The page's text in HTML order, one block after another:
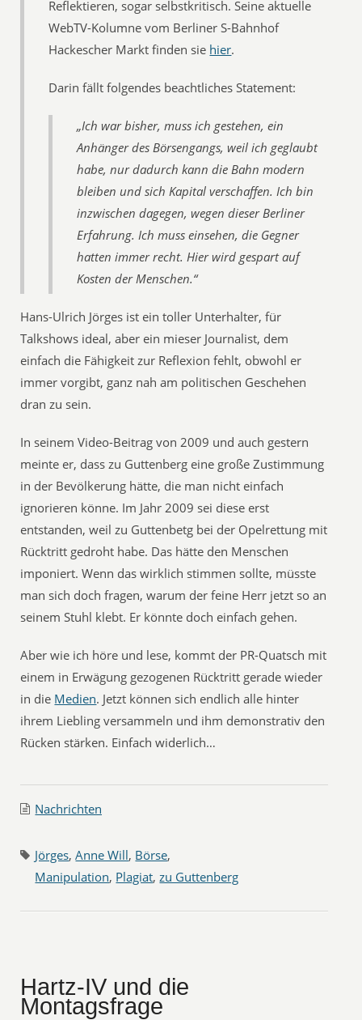
Reflektieren, sogar selbstkritisch. Seine aktuelle
WebTV-Kolumne vom Berliner S-Bahnhof
Hackescher Markt finden sie hier.
Darin fällt folgendes beachtliches Statement:
„Ich war bisher, muss ich gestehen, ein
Anhänger des Börsengangs, weil ich geglaubt
habe, nur dadurch kann die Bahn modern
bleiben und sich Kapital verschaffen. Ich bin
inzwischen dagegen, wegen dieser Berliner
Erfahrung. Ich muss einsehen, die Gegner
hatten immer recht. Hier wird gespart auf
Kosten der Menschen.“
Hans-Ulrich Jörges ist ein toller Unterhalter, für
Talkshows ideal, aber ein mieser Journalist, dem
einfach die Fähigkeit zur Reflexion fehlt, obwohl er
immer vorgibt, ganz nah am politischen Geschehen
dran zu sein.
In seinem Video-Beitrag von 2009 und auch gestern
meinte er, dass zu Guttenberg eine große Zustimmung
in der Bevölkerung hätte, die man nicht einfach
ignorieren könne. Im Jahr 2009 sei diese erst
entstanden, weil zu Guttenbetg bei der Opelrettung mit
Rücktritt gedroht habe. Das hätte den Menschen
imponiert. Wenn das wirklich stimmen sollte, müsste
man sich doch fragen, warum der feine Herr jetzt so an
seinem Stuhl klebt. Er könnte doch einfach gehen.
Aber wie ich höre und lese, kommt der PR-Quatsch mit
einem in Erwägung gezogenen Rücktritt gerade wieder
in die Medien. Jetzt können sich endlich alle hinter
ihrem Liebling versammeln und ihm demonstrativ den
Rücken stärken. Einfach widerlich…
Nachrichten
Jörges,Anne Will, Börse,
Manipulation, Plagiat,zu Guttenberg
Hartz-IV und die
Montagsfrage